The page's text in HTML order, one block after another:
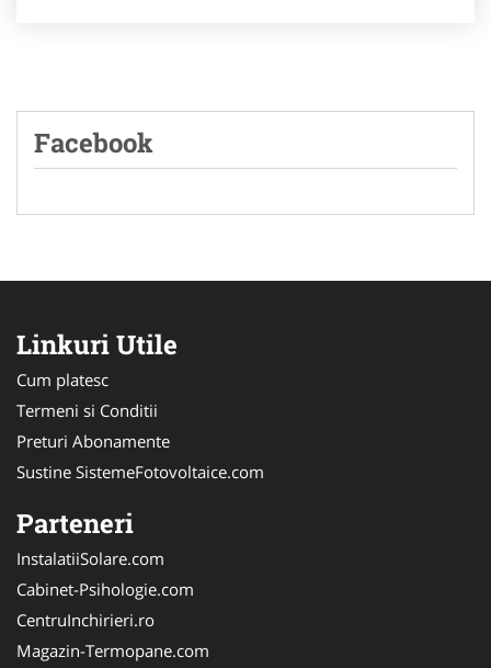
Facebook
Linkuri Utile
Cum platesc
Termeni si Conditii
Preturi Abonamente
Sustine SistemeFotovoltaice.com
Parteneri
InstalatiiSolare.com
Cabinet-Psihologie.com
CentruInchirieri.ro
Magazin-Termopane.com